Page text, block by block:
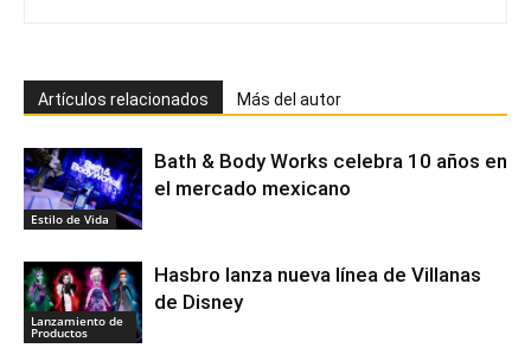
Artículos relacionados Más del autor
Estilo de Vida
Bath & Body Works celebra 10 años en
el mercado mexicano
Lanzamiento de
Productos
Hasbro lanza nueva línea de Villanas
de Disney